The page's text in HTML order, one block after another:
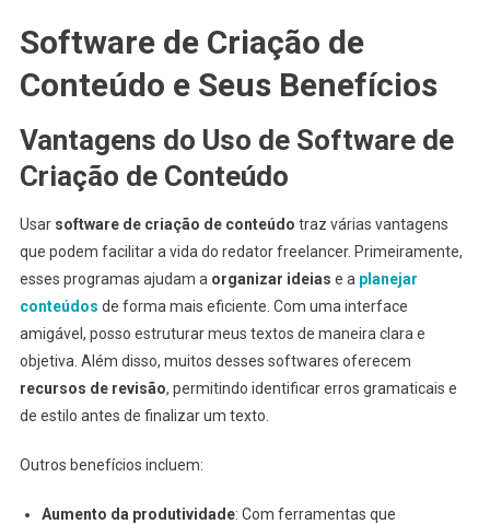
Software de Criação de
Conteúdo e Seus Benefícios
Vantagens do Uso de Software de
Criação de Conteúdo
Usar software de criação de conteúdo traz várias vantagens
que podem facilitar a vida do redator freelancer. Primeiramente,
esses programas ajudam a organizar ideias e a planejar
conteúdos de forma mais eficiente. Com uma interface
amigável, posso estruturar meus textos de maneira clara e
objetiva. Além disso, muitos desses softwares oferecem
recursos de revisão, permitindo identificar erros gramaticais e
de estilo antes de finalizar um texto.
Outros benefícios incluem:
Aumento da produtividade: Com ferramentas que